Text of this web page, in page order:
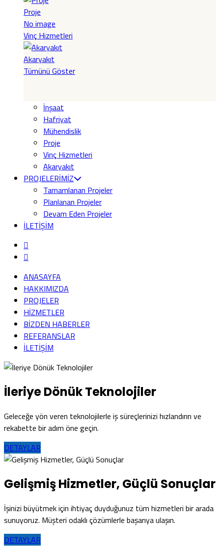
Proje
No image
Vinç Hizmetleri
Akaryakıt
Tümünü Göster
İnşaat
Hafriyat
Mühendislik
Proje
Vinç Hizmetleri
Akaryakıt
PROJELERİMİZ
Tamamlanan Projeler
Planlanan Projeler
Devam Eden Projeler
İLETİŞİM
ANASAYFA
HAKKIMIZDA
PROJELER
HİZMETLER
BİZDEN HABERLER
REFERANSLAR
İLETİŞİM
İleriye Dönük Teknolojiler
Geleceğe yön veren teknolojilerle iş süreçlerinizi hızlandırın ve
rekabette bir adım öne geçin.
DETAYLAR
Gelişmiş Hizmetler, Güçlü Sonuçlar
İşinizi büyütmek için ihtiyaç duyduğunuz tüm hizmetleri bir arada
sunuyoruz. Müşteri odaklı çözümlerle başarıya ulaşın.
DETAYLAR